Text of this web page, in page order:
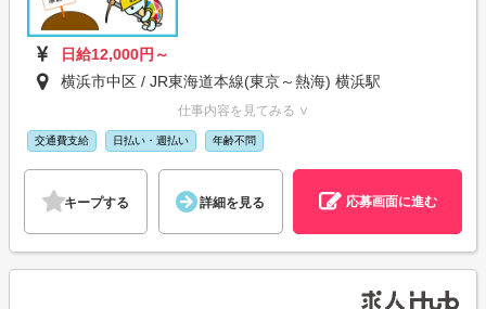
日給12,000円～
横浜市中区 / JR東海道本線(東京～熱海) 横浜駅
仕事内容を見てみる ∨
交通費支給 日払い・週払い 年齢不問
キープする 詳細を見る 応募画面に進む